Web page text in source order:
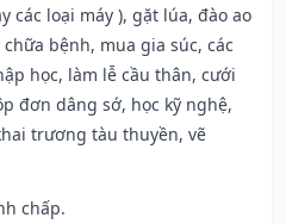
các loại máy ), gặt lúa, đào ao
bệnh, mua gia súc, các
học, làm lễ cầu thân, cưới
đơn dâng sớ, học kỹ nghệ,
trương tàu thuyền, vẽ
chấp.